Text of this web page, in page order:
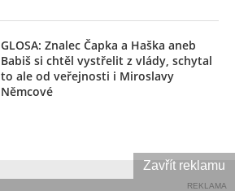
GLOSA: Znalec Čapka a Haška aneb
Babiš si chtěl vystřelit z vlády, schytal
to ale od veřejnosti i Miroslavy
Němcové
REKLAMA
Zavřít reklamu